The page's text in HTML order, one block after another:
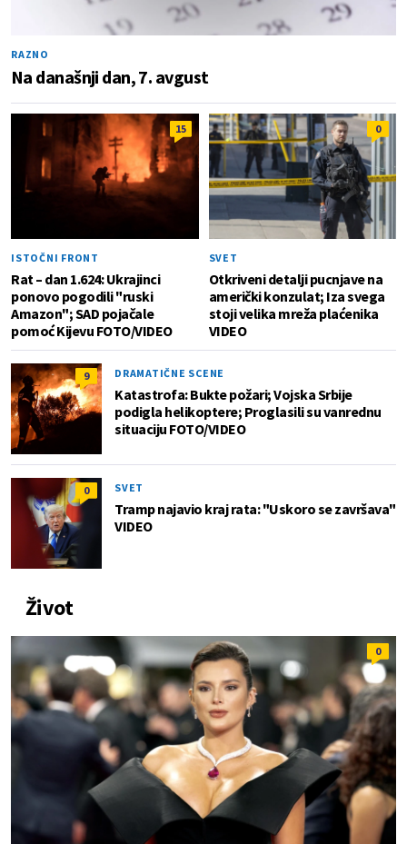
RAZNO
Na današnji dan, 7. avgust
15
ISTOČNI FRONT
Rat – dan 1.624: Ukrajinci
ponovo pogodili "ruski
Amazon"; SAD pojačale
pomoć Kijevu FOTO/VIDEO
0
SVET
Otkriveni detalji pucnjave na
američki konzulat; Iza svega
stoji velika mreža plaćenika
VIDEO
9 DRAMATIČNE SCENE
Katastrofa: Bukte požari; Vojska Srbije
podigla helikoptere; Proglasili su vanrednu
situaciju FOTO/VIDEO
0 SVET
Tramp najavio kraj rata: "Uskoro se završava"
VIDEO
Život
0